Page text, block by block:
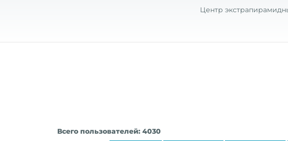
Центр
Всего пользователей: 4030